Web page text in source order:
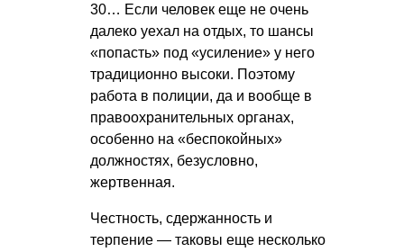
30… Если человек еще не очень
далеко уехал на отдых, то шансы
«попасть» под «усиление» у него
традиционно высоки. Поэтому
работа в полиции, да и вообще в
правоохранительных органах,
особенно на «беспокойных»
должностях, безусловно,
жертвенная.
Честность, сдержанность и
терпение — таковы еще несколько